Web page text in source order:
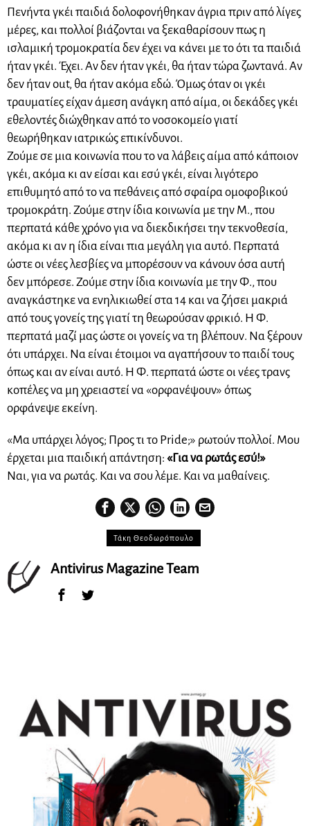
Πενήντα γκέι παιδιά δολοφονήθηκαν άγρια πριν από λίγες
μέρες, και πολλοί βιάζονται να ξεκαθαρίσουν πως η
ισλαμική τρομοκρατία δεν έχει να κάνει με το ότι τα παιδιά
ήταν γκέι. Έχει. Αν δεν ήταν γκέι, θα ήταν τώρα ζωντανά. Αν
δεν ήταν out, θα ήταν ακόμα εδώ. Όμως όταν οι γκέι
τραυματίες είχαν άμεση ανάγκη από αίμα, οι δεκάδες γκέι
εθελοντές διώχθηκαν από το νοσοκομείο γιατί
θεωρήθηκαν ιατρικώς επικίνδυνοι.
Ζούμε σε μια κοινωνία που το να λάβεις αίμα από κάποιον
γκέι, ακόμα κι αν είσαι και εσύ γκέι, είναι λιγότερο
επιθυμητό από το να πεθάνεις από σφαίρα ομοφοβικού
τρομοκράτη. Ζούμε στην ίδια κοινωνία με την Μ., που
περπατά κάθε χρόνο για να διεκδικήσει την τεκνοθεσία,
ακόμα κι αν η ίδια είναι πια μεγάλη για αυτό. Περπατά
ώστε οι νέες λεσβίες να μπορέσουν να κάνουν όσα αυτή
δεν μπόρεσε. Ζούμε στην ίδια κοινωνία με την Φ., που
αναγκάστηκε να ενηλικιωθεί στα 14 και να ζήσει μακριά
από τους γονείς της γιατί τη θεωρούσαν φρικιό. Η Φ.
περπατά μαζί μας ώστε οι γονείς να τη βλέπουν. Να ξέρουν
ότι υπάρχει. Να είναι έτοιμοι να αγαπήσουν το παιδί τους
όπως και αν είναι αυτό. Η Φ. περπατά ώστε οι νέες τρανς
κοπέλες να μη χρειαστεί να «ορφανέψουν» όπως
ορφάνεψε εκείνη.
«Μα υπάρχει λόγος; Προς τι το Pride;» ρωτούν πολλοί. Μου
έρχεται μια παιδική απάντηση: «Για να ρωτάς εσύ!»
Ναι, για να ρωτάς. Και να σου λέμε. Και να μαθαίνεις.
Τάκη Θεοδωρόπουλο
Antivirus Magazine Team